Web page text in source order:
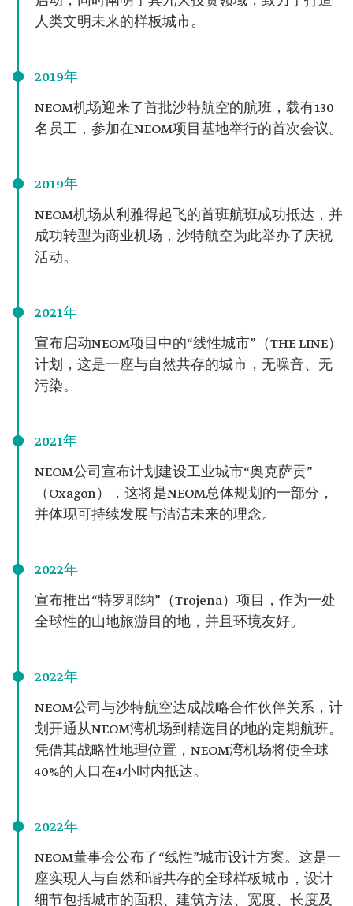
人类文明未来的样板城市。
2019年
NEOM机场迎来了首批沙特航空的航班，载有130
名员工，参加在NEOM项目基地举行的首次会议。
2019年
NEOM机场从利雅得起飞的首班航班成功抵达，并
成功转型为商业机场，沙特航空为此举办了庆祝
活动。
2021年
宣布启动NEOM项目中的“线性城市”（THE LINE）
计划，这是一座与自然共存的城市，无噪音、无
污染。
2021年
NEOM公司宣布计划建设工业城市“奥克萨贡”
（Oxagon），这将是NEOM总体规划的一部分，
并体现可持续发展与清洁未来的理念。
2022年
宣布推出“特罗耶纳”（Trojena）项目，作为一处
全球性的山地旅游目的地，并且环境友好。
2022年
NEOM公司与沙特航空达成战略合作伙伴关系，计
划开通从NEOM湾机场到精选目的地的定期航班。
凭借其战略性地理位置，NEOM湾机场将使全球
40%的人口在4小时内抵达。
2022年
NEOM董事会公布了“线性”城市设计方案。这是一
座实现人与自然和谐共存的全球样板城市，设计
细节包括城市的面积、建筑方法、宽度、长度及